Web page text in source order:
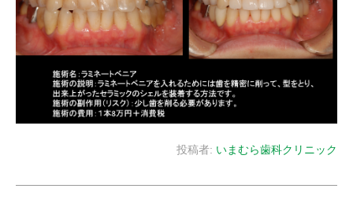
投稿者: いまむら歯科クリニック